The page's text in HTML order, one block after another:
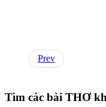
Prev
Tìm các bài THƠ